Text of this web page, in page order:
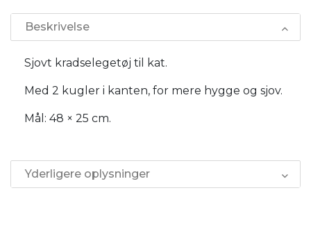
Beskrivelse
Sjovt kradselegetøj til kat.
Med 2 kugler i kanten, for mere hygge og sjov.
Mål: 48 × 25 cm.
Yderligere oplysninger